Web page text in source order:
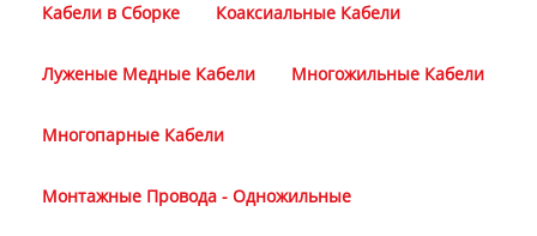
Кабели в Сборке Коаксиальные Кабели
Луженые Медные Кабели Многожильные Кабели
Многопарные Кабели
Монтажные Провода - Одножильные